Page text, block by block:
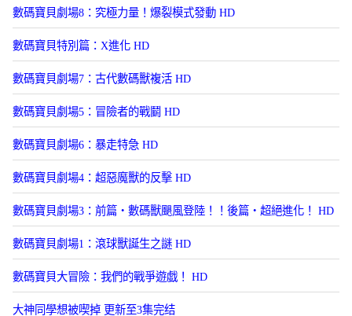
數碼寶貝劇場8：究極力量！爆裂模式發動 HD
數碼寶貝特別篇：X進化 HD
數碼寶貝劇場7：古代數碼獸複活 HD
數碼寶貝劇場5：冒險者的戰鬭 HD
數碼寶貝劇場6：暴走特急 HD
數碼寶貝劇場4：超惡魔獸的反擊 HD
數碼寶貝劇場3：前篇・數碼獸颶風登陸！！後篇・超絕進化！ HD
數碼寶貝劇場1：滾球獸誕生之謎 HD
數碼寶貝大冒險：我們的戰爭遊戯！ HD
大神同學想被喫掉 更新至3集完结